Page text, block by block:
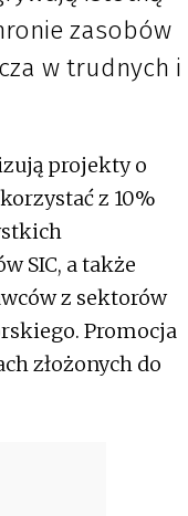
zasobów
w trudnych i
projekty o
z 10%
SIC, a także
z sektorów
Promocja
złożonych do